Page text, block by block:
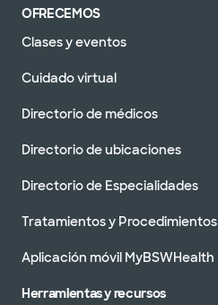
OFRECEMOS
Clases y eventos
Cuidado virtual
Directorio de médicos
Directorio de ubicaciones
Directorio de Especialidades
Tratamientos y Procedimientos
Aplicación móvil MyBSWHealth
Herramientas y recursos